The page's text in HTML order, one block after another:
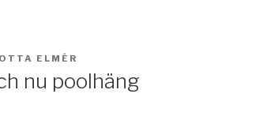
ELMÉR
nu poolhäng